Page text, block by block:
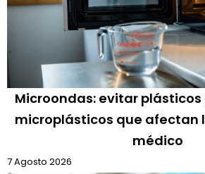
Microondas: evitar
microplásticos que afectan
médico
7 Agosto 2026